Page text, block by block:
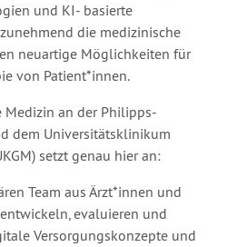
und KI- basierte
die medizinische
neuartige Möglichkeiten für
von Patient*innen.
an der Philipps-
dem Universitätsklinikum
setzt genau hier an:
Team aus Ärzt*innen und
evaluieren und
Versorgungskonzepte und